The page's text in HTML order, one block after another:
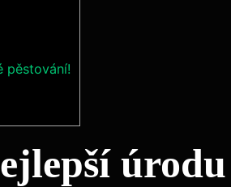
pěstování!
úrodu